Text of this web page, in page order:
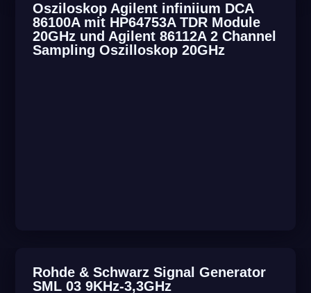
Osziloskop Agilent infiniium DCA
86100A mit HP64753A TDR Module
20GHz und Agilent 86112A 2 Channel
Sampling Oszilloskop 20GHz
Rohde & Schwarz Signal Generator
SML 03 9KHz-3,3GHz